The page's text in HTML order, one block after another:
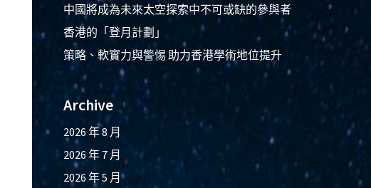
中國將成為未來太空探索中不可或缺的參與者
香港的「登月計劃」
策略、軟實力與警惕 助力香港學術地位提升
Archive
2026 年 8 月
2026 年 7 月
2026 年 5 月